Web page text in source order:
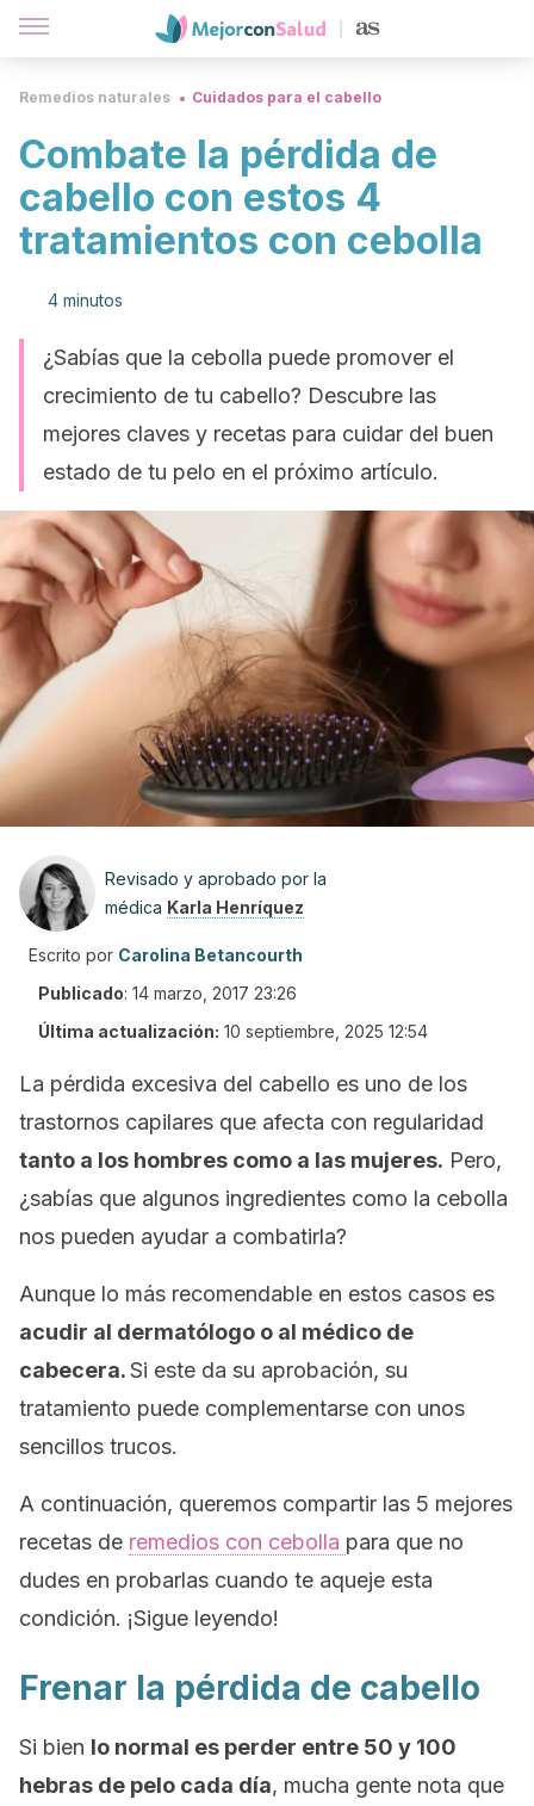
Remedios naturales Cuidados para el cabello
Combate la pérdida de
cabello con estos 4
tratamientos con cebolla
4 minutos
¿Sabías que la cebolla puede promover el
crecimiento de tu cabello? Descubre las
mejores claves y recetas para cuidar del buen
estado de tu pelo en el próximo artículo.
Revisado y aprobado por la
médica Karla Henríquez
Escrito por Carolina Betancourth
Publicado: 14 marzo, 2017 23:26
Última actualización: 10 septiembre, 2025 12:54
La pérdida excesiva del cabello es uno de los
trastornos capilares que afecta con regularidad
tanto a los hombres como a las mujeres. Pero,
¿sabías que algunos ingredientes como la cebolla
nos pueden ayudar a combatirla?
Aunque lo más recomendable en estos casos es
acudir al dermatólogo o al médico de
cabecera.Si este da su aprobación, su
tratamiento puede complementarse con unos
sencillos trucos.
A continuación, queremos compartir las 5 mejores
recetas de remedios con cebolla para que no
dudes en probarlas cuando te aqueje esta
condición. ¡Sigue leyendo!
Frenar la pérdida de cabello
Si bien lo normal es perder entre 50 y 100
hebras de pelo cada día, mucha gente nota que